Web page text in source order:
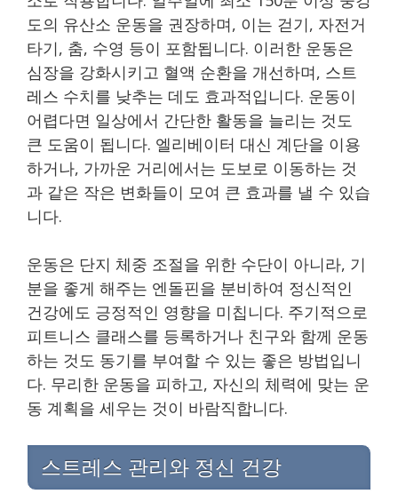
도의 유산소 운동을 권장하며, 이는 걷기, 자전거
타기, 춤, 수영 등이 포함됩니다. 이러한 운동은
심장을 강화시키고 혈액 순환을 개선하며, 스트
레스 수치를 낮추는 데도 효과적입니다. 운동이
어렵다면 일상에서 간단한 활동을 늘리는 것도
큰 도움이 됩니다. 엘리베이터 대신 계단을 이용
하거나, 가까운 거리에서는 도보로 이동하는 것
과 같은 작은 변화들이 모여 큰 효과를 낼 수 있습
니다.
운동은 단지 체중 조절을 위한 수단이 아니라, 기
분을 좋게 해주는 엔돌핀을 분비하여 정신적인
건강에도 긍정적인 영향을 미칩니다. 주기적으로
피트니스 클래스를 등록하거나 친구와 함께 운동
하는 것도 동기를 부여할 수 있는 좋은 방법입니
다. 무리한 운동을 피하고, 자신의 체력에 맞는 운
동 계획을 세우는 것이 바람직합니다.
스트레스 관리와 정신 건강